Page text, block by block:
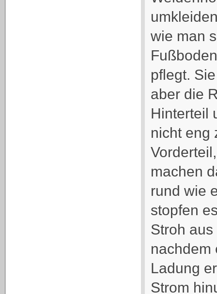
wie man
pflegt.
aber die
Hinterteil
nicht eng
machen
rund wie
stopfen
Stroh
nachdem
Ladung
Strom